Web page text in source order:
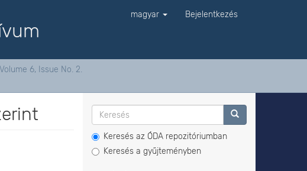
magyar Bejelentkezés
6, Issue No. 2.
Keresés az ÓDA repozitóriumban
Keresés a gyűjteményben